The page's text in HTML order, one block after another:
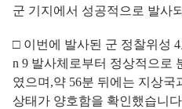
군 기지에서 성공적으로 발사
□ 이번에 발사된 군 정찰위성
n 9 발사체로부터 정상적으로
였으며,약 56분 뒤에는 지상국
상태가 양호함을 확인했습니